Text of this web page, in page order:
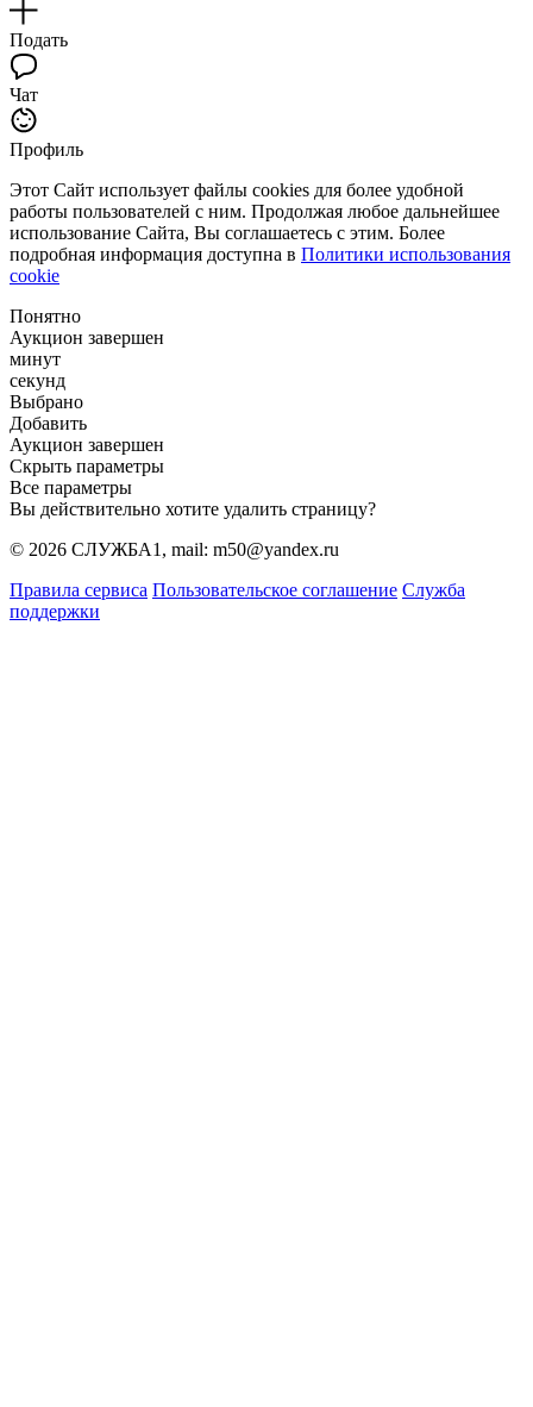
Подать
Чат
Профиль
Этот Сайт использует файлы cookies для более удобной
работы пользователей с ним. Продолжая любое дальнейшее
использование Сайта, Вы соглашаетесь с этим. Более
подробная информация доступна в Политики использования
cookie
Понятно
Аукцион завершен
минут
секунд
Выбрано
Добавить
Аукцион завершен
Скрыть параметры
Все параметры
Вы действительно хотите удалить страницу?
© 2026 СЛУЖБА1, mail: m50@yandex.ru
Правила сервиса Пользовательское соглашение Служба
поддержки